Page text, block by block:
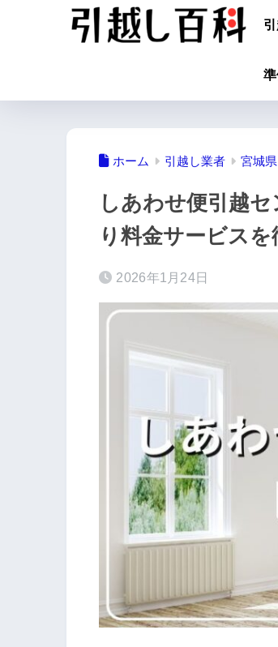
ホーム 引越し業者 宮城県
しあわせ便引越
り料金サービスを
2026年1月24日